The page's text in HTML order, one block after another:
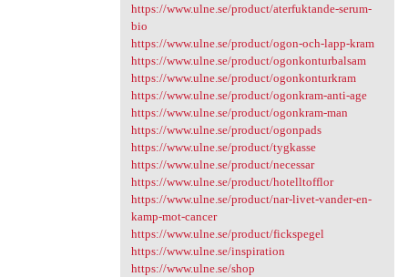
https://www.ulne.se/product/aterfuktande-serum-
bio
https://www.ulne.se/product/ogon-och-lapp-kram
https://www.ulne.se/product/ogonkonturbalsam
https://www.ulne.se/product/ogonkonturkram
https://www.ulne.se/product/ogonkram-anti-age
https://www.ulne.se/product/ogonkram-man
https://www.ulne.se/product/ogonpads
https://www.ulne.se/product/tygkasse
https://www.ulne.se/product/necessar
https://www.ulne.se/product/hotelltofflor
https://www.ulne.se/product/nar-livet-vander-en-
kamp-mot-cancer
https://www.ulne.se/product/fickspegel
https://www.ulne.se/inspiration
https://www.ulne.se/shop